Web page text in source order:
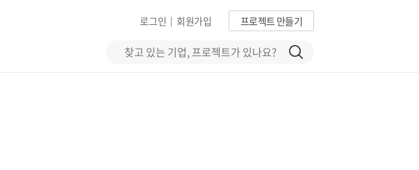
프로젝트 만들기
회원가입
|
로그인